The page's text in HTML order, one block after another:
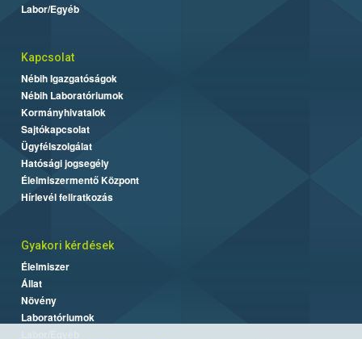
Labor/Egyéb
Kapcsolat
Nébih Igazgatóságok
Nébih Laboratóriumok
Kormányhivatalok
Sajtókapcsolat
Ügyfélszolgálat
Hatósági jogsegély
Élelmiszermentő Központ
Hírlevél feliratkozás
Gyakori kérdések
Élelmiszer
Állat
Növény
Laboratóriumok